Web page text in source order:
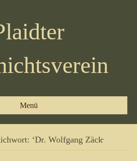
Menü
‘Dr. Wolfgang Zäck̵